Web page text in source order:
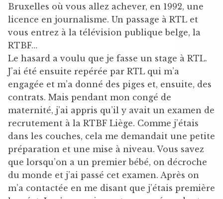
Bruxelles où vous allez achever, en 1992, une
licence en journalisme. Un passage à RTL et
vous entrez à la télévision publique belge, la
RTBF…
Le hasard a voulu que je fasse un stage à RTL.
J’ai été ensuite repérée par RTL qui m’a
engagée et m’a donné des piges et, ensuite, des
contrats. Mais pendant mon congé de
maternité, j’ai appris qu’il y avait un examen de
recrutement à la RTBF Liège. Comme j’étais
dans les couches, cela me demandait une petite
préparation et une mise à niveau. Vous savez
que lorsqu’on a un premier bébé, on décroche
du monde et j’ai passé cet examen. Après on
m’a contactée en me disant que j’étais première